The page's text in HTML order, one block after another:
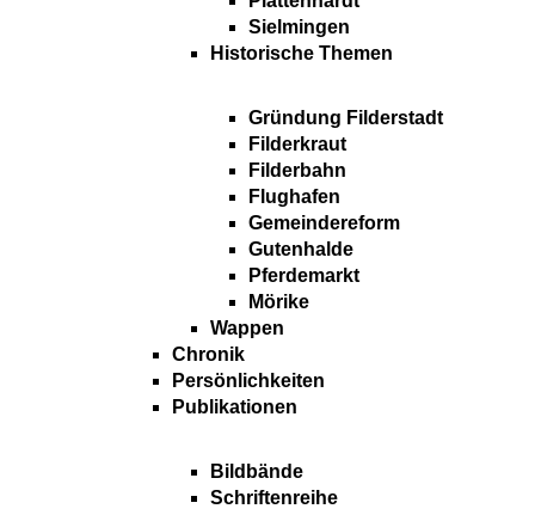
Sielmingen
Historische Themen
Gründung Filderstadt
Filderkraut
Filderbahn
Flughafen
Gemeindereform
Gutenhalde
Pferdemarkt
Mörike
Wappen
Chronik
Persönlichkeiten
Publikationen
Bildbände
Schriftenreihe